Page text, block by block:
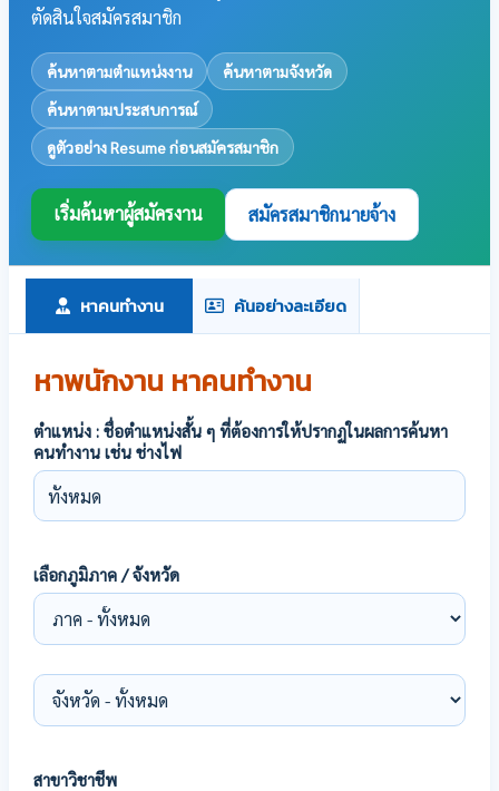
ตัดสินใจสมัครสมาชิก
ค้นหาตามตำแหน่งงาน
ค้นหาตามจังหวัด
ค้นหาตามประสบการณ์
ดูตัวอย่าง Resume ก่อนสมัครสมาชิก
เริ่มค้นหาผู้สมัครงาน สมัครสมาชิกนายจ้าง
หาคนทำงาน ค้นอย่างละเอียด
หาพนักงาน หาคนทำงาน
ตำแหน่ง : ชื่อตำแหน่งสั้น ๆ ที่ต้องการให้ปรากฏในผลการค้นหา
คนทำงาน เช่น ช่างไฟ
เลือกภูมิภาค / จังหวัด
สาขาวิชาชีพ